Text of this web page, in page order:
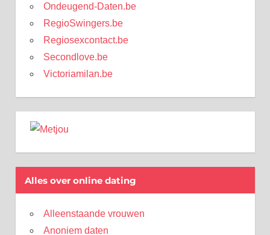
Ondeugend-Daten.be
RegioSwingers.be
Regiosexcontact.be
Secondlove.be
Victoriamilan.be
Alles over online dating
Alleenstaande vrouwen
Anoniem daten